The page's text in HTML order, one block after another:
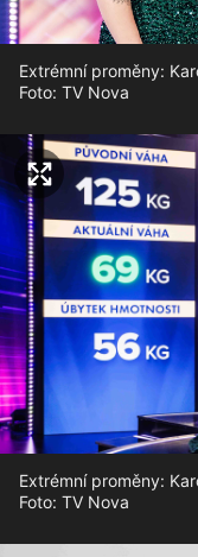
Extrémní proměny:
Foto: TV Nova
Extrémní proměny:
Foto: TV Nova